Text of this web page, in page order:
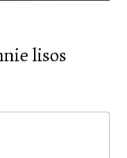
lisos